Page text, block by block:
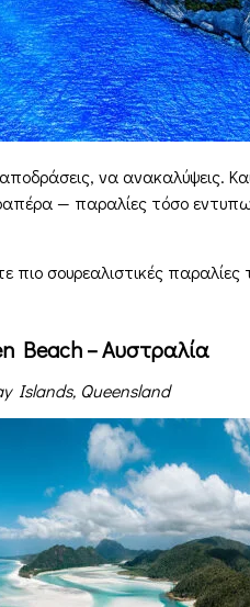
να ανακαλύψεις.
— παραλίες τόσο
πιο σουρεαλιστικές
Beach – Αυστραλία
Islands, Queensland